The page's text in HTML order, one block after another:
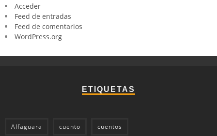
Acceder
Feed de entradas
Feed de comentarios
WordPress.org
ETIQUETAS
Alfaguara cuento cuentos